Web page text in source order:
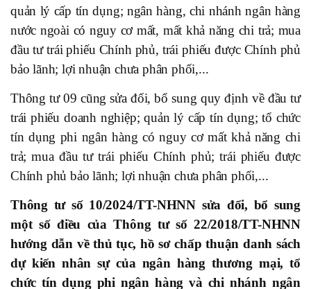
quản lý cấp tín dụng; ngân hàng, chi nhánh ngân hàng
nước ngoài có nguy cơ mất, mất khả năng chi trả; mua
đầu tư trái phiếu Chính phủ, trái phiếu được Chính phủ
bảo lãnh; lợi nhuận chưa phân phối,...
Thông tư 09 cũng sửa đổi, bổ sung quy định về đầu tư
trái phiếu doanh nghiệp; quản lý cấp tín dụng; tổ chức
tín dụng phi ngân hàng có nguy cơ mất khả năng chi
trả; mua đầu tư trái phiếu Chính phủ; trái phiếu được
Chính phủ bảo lãnh; lợi nhuận chưa phân phối,...
Thông tư số 10/2024/TT-NHNN sửa đổi, bổ sung
một số điều của Thông tư số 22/2018/TT-NHNN
hướng dẫn về thủ tục, hồ sơ chấp thuận danh sách
dự kiến nhân sự của ngân hàng thương mại, tổ
chức tín dụng phi ngân hàng và chi nhánh ngân